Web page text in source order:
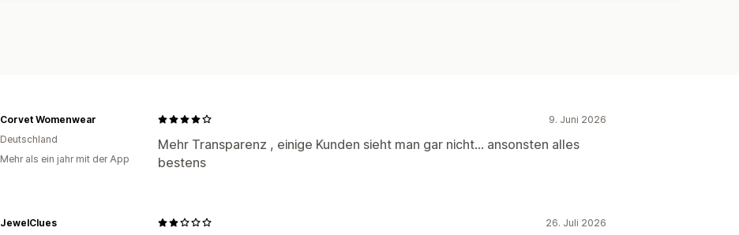
9. Juni 2026
Mehr Transparenz , einige Kunden sieht man gar nicht... ansonsten alles
bestens
Corvet Womenwear
Deutschland
Mehr als ein jahr mit der App
26. Juli 2026
JewelClues